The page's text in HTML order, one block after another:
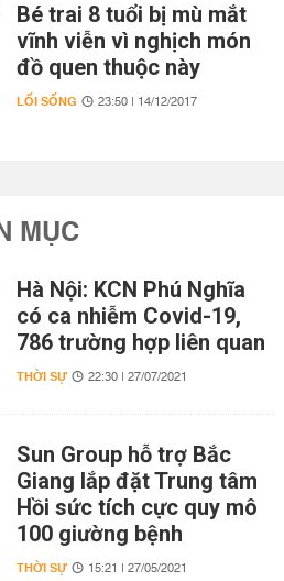
Bé trai 8 tuổi bị mù mắt
vĩnh viễn vì nghịch món
đồ quen thuộc này
LỐI SỐNG 23:50 | 14/12/2017
MỤC
Hà Nội: KCN Phú Nghĩa
có ca nhiễm Covid-19,
786 trường hợp liên quan
THỜI SỰ 22:30 | 27/07/2021
Sun Group hỗ trợ Bắc
Giang lắp đặt Trung tâm
Hồi sức tích cực quy mô
100 giường bệnh
THỜI SỰ 15:21 | 27/05/2021